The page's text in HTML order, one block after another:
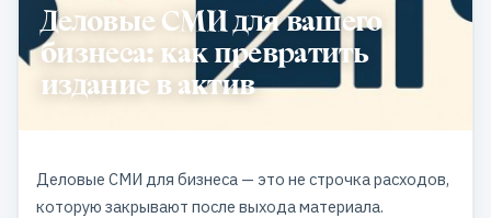
Деловые СМИ для вашего
бизнеса: как превратить
издание в актив
Деловые СМИ для бизнеса — это не строчка расходов,
которую закрывают после выхода материала.